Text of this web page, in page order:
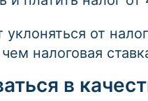
уклоняться от
налоговая
в